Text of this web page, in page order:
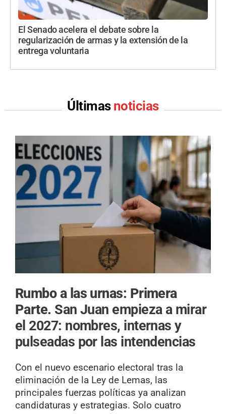
El Senado acelera el debate sobre la
regularización de armas y la extensión de la
entrega voluntaria
Últimas noticias
Rumbo a las urnas: Primera
Parte. San Juan empieza a mirar
el 2027: nombres, internas y
pulseadas por las intendencias
Con el nuevo escenario electoral tras la
eliminación de la Ley de Lemas, las
principales fuerzas políticas ya analizan
candidaturas y estrategias. Solo cuatro